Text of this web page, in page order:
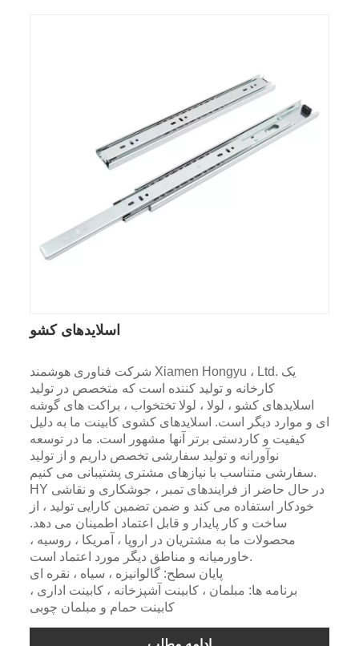
اسلایدهای کشو
شرکت فناوری هوشمند Xiamen Hongyu ، Ltd. یک
کارخانه و تولید کننده است که متخصص در تولید
اسلایدهای کشو ، لولا ، لولا تختخواب ، براکت های گوشه
ای و موارد دیگر است. اسلایدهای کشوی کابینت ما به دلیل
کیفیت و کاردستی برتر آنها مشهور است. ما در توسعه
نوآورانه و تولید سفارشی تخصص داریم و از تولید
سفارشی متناسب با نیازهای مشتری پشتیبانی می کنیم.
HY در حال حاضر از فرایندهای تمبر ، جوشکاری و نقاشی
خودکار استفاده می کند و ضمن تضمین کارایی تولید ، از
ساخت و کار پایدار و قابل اعتماد اطمینان می دهد.
محصولات ما به مشتریان در اروپا ، آمریکا ، روسیه ،
خاورمیانه و مناطق دیگر مورد اعتماد است.
پایان سطح: گالوانیزه ، سیاه ، نقره ای
برنامه ها: مبلمان ، کابینت آشپزخانه ، کابینت اداری ،
کابینت حمام و مبلمان چوبی